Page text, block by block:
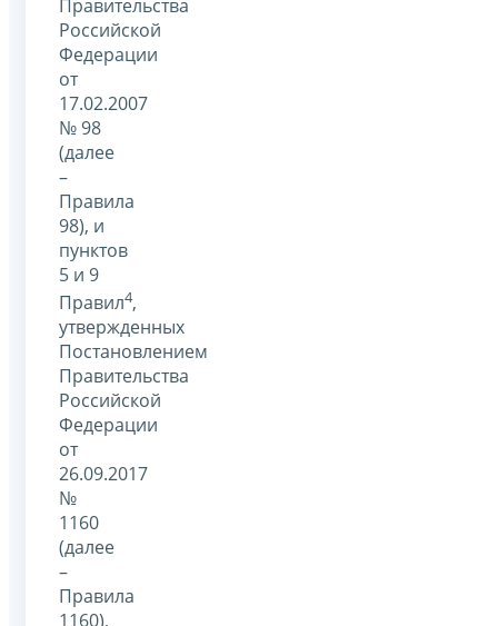
Правительства
Российской
Федерации
от
17.02.2007
№ 98
(далее
–
Правила
98), и
пунктов
5 и 9
Правил4,
утвержденных
Постановлением
Правительства
Российской
Федерации
от
26.09.2017
№
1160
(далее
–
Правила
1160),